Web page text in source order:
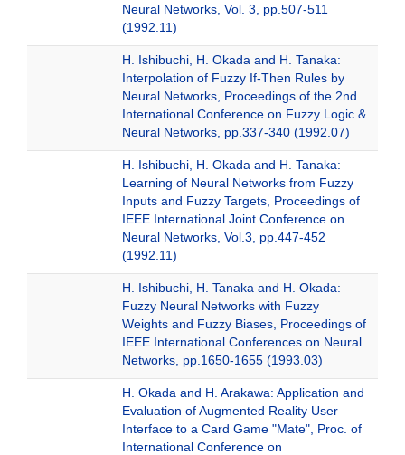
Neural Networks, Vol. 3, pp.507-511
(1992.11)
H. Ishibuchi, H. Okada and H. Tanaka:
Interpolation of Fuzzy If-Then Rules by
Neural Networks, Proceedings of the 2nd
International Conference on Fuzzy Logic &
Neural Networks, pp.337-340 (1992.07)
H. Ishibuchi, H. Okada and H. Tanaka:
Learning of Neural Networks from Fuzzy
Inputs and Fuzzy Targets, Proceedings of
IEEE International Joint Conference on
Neural Networks, Vol.3, pp.447-452
(1992.11)
H. Ishibuchi, H. Tanaka and H. Okada:
Fuzzy Neural Networks with Fuzzy
Weights and Fuzzy Biases, Proceedings of
IEEE International Conferences on Neural
Networks, pp.1650-1655 (1993.03)
H. Okada and H. Arakawa: Application and
Evaluation of Augmented Reality User
Interface to a Card Game "Mate", Proc. of
International Conference on